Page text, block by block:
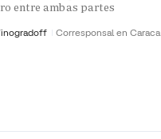
entre ambas partes
Corresponsal en Caraca